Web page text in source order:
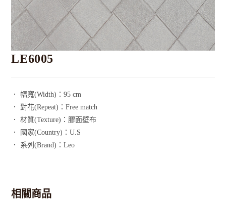
LE6005
． 幅寬(Width)：95 cm
． 對花(Repeat)：Free match
． 材質(Texture)：膠面壁布
． 國家(Country)：U.S
． 系列(Brand)：Leo
相關商品